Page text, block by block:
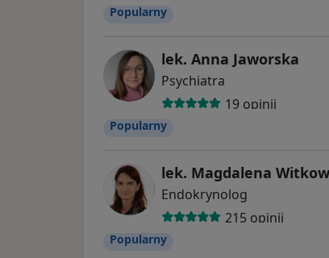
Popularny
lek. Anna Jaworska
Psychiatra
19 opinii
Popularny
lek. Magdalena
Endokrynolog
215 opinii
Popularny